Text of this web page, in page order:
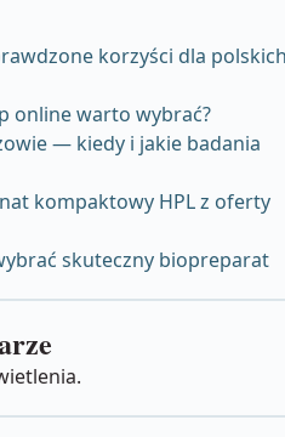
korzyści dla
online warto wybrać?
— kiedy i jakie badania
kompaktowy HPL z oferty
skuteczny biopreparat